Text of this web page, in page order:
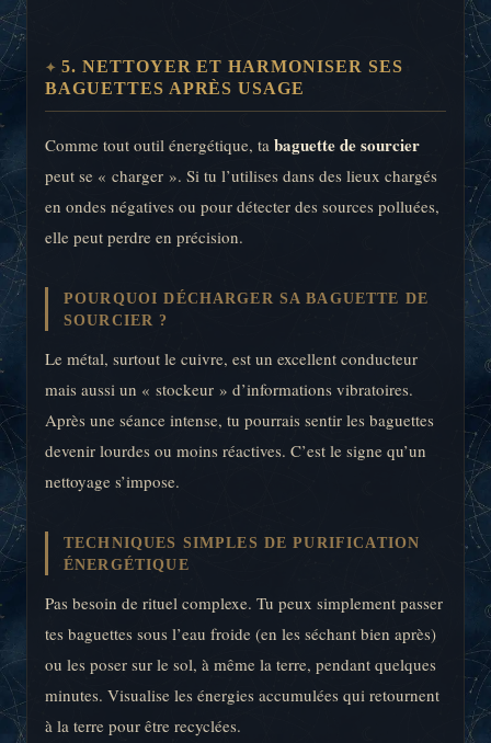
5. NETTOYER ET HARMONISER SES
BAGUETTES APRÈS USAGE
Comme tout outil énergétique, ta baguette de sourcier
peut se « charger ». Si tu l’utilises dans des lieux chargés
en ondes négatives ou pour détecter des sources polluées,
elle peut perdre en précision.
POURQUOI DÉCHARGER SA BAGUETTE DE
SOURCIER ?
Le métal, surtout le cuivre, est un excellent conducteur
mais aussi un « stockeur » d’informations vibratoires.
Après une séance intense, tu pourrais sentir les baguettes
devenir lourdes ou moins réactives. C’est le signe qu’un
nettoyage s’impose.
TECHNIQUES SIMPLES DE PURIFICATION
ÉNERGÉTIQUE
Pas besoin de rituel complexe. Tu peux simplement passer
tes baguettes sous l’eau froide (en les séchant bien après)
ou les poser sur le sol, à même la terre, pendant quelques
minutes. Visualise les énergies accumulées qui retournent
à la terre pour être recyclées.